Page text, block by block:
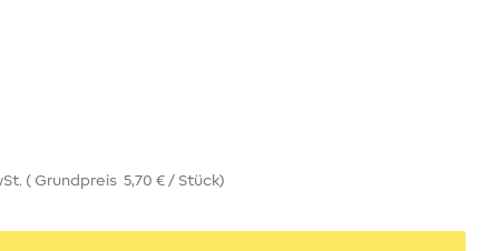
( Grundpreis 5,70 € / Stück)